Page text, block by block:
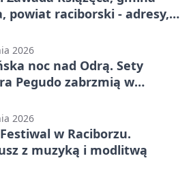
powiat raciborski - adresy,
2026
noc nad Odrą. Sety
Pegudo zabrzmią w
2026
w Raciborzu.
z muzyką i modlitwą